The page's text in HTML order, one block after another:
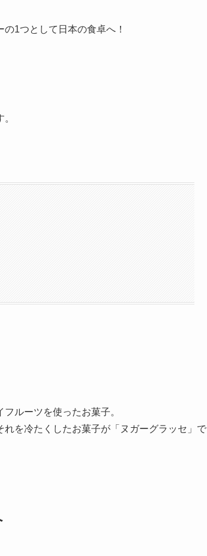
1つとして日本の食卓へ！
ルーツを使ったお菓子。
を冷たくしたお菓子が「ヌガーグラッセ」で